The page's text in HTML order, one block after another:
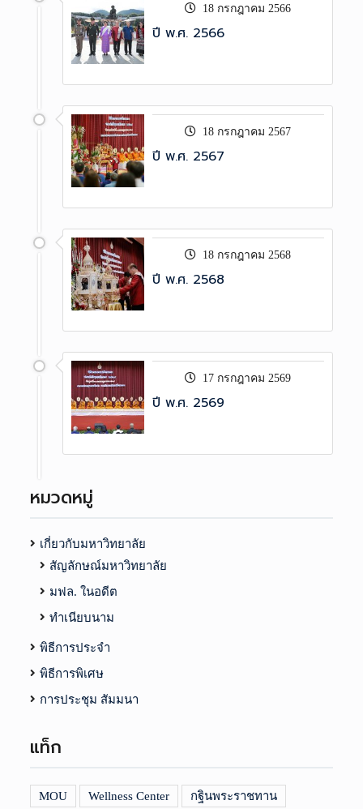
18 กรกฎาคม 2566
ปี พ.ศ. 2566
18 กรกฎาคม 2567
ปี พ.ศ. 2567
18 กรกฎาคม 2568
ปี พ.ศ. 2568
17 กรกฎาคม 2569
ปี พ.ศ. 2569
หมวดหมู่
เกี่ยวกับมหาวิทยาลัย
สัญลักษณ์มหาวิทยาลัย
มฟล. ในอดีต
ทำเนียบนาม
พิธีการประจำ
พิธีการพิเศษ
การประชุม สัมมนา
แท็ก
MOU Wellness Center กฐินพระราชทาน